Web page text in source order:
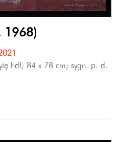
1968)
hdf; 84 x 78 cm; sygn. p. d.